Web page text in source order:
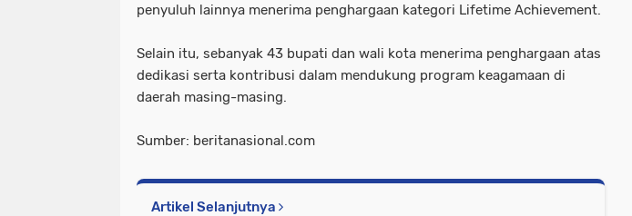
penyuluh lainnya menerima penghargaan kategori Lifetime Achievement.
Selain itu, sebanyak 43 bupati dan wali kota menerima penghargaan atas
dedikasi serta kontribusi dalam mendukung program keagamaan di
daerah masing-masing.
Sumber: beritanasional.com
Artikel Selanjutnya